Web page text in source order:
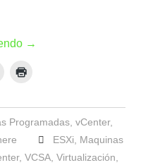
→
Programadas, vCenter,
ESXi
Maquinas
,VCSA ,Virtualización